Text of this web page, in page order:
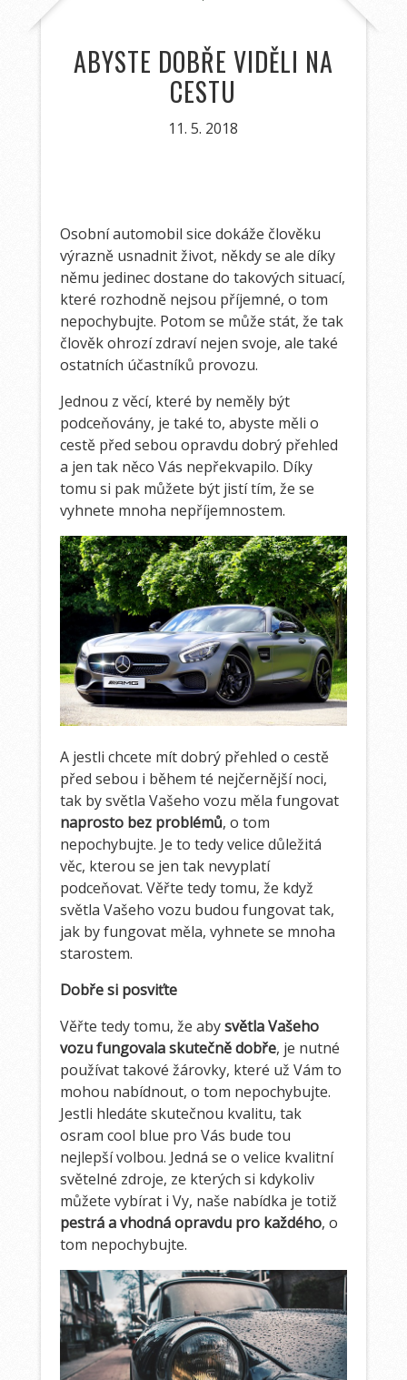
ABYSTE DOBŘE VIDĚLI NA
CESTU
11. 5. 2018
Osobní automobil sice dokáže člověku
výrazně usnadnit život, někdy se ale díky
němu jedinec dostane do takových situací,
které rozhodně nejsou příjemné, o tom
nepochybujte. Potom se může stát, že tak
člověk ohrozí zdraví nejen svoje, ale také
ostatních účastníků provozu.
Jednou z věcí, které by neměly být
podceňovány, je také to, abyste měli o
cestě před sebou opravdu dobrý přehled
a jen tak něco Vás nepřekvapilo. Díky
tomu si pak můžete být jistí tím, že se
vyhnete mnoha nepříjemnostem.
A jestli chcete mít dobrý přehled o cestě
před sebou i během té nejčernější noci,
tak by světla Vašeho vozu měla fungovat
naprosto bez problémů, o tom
nepochybujte. Je to tedy velice důležitá
věc, kterou se jen tak nevyplatí
podceňovat. Věřte tedy tomu, že když
světla Vašeho vozu budou fungovat tak,
jak by fungovat měla, vyhnete se mnoha
starostem.
Dobře si posviťte
Věřte tedy tomu, že abysvětla Vašeho
vozu fungovala skutečně dobře, je nutné
používat takové žárovky, které už Vám to
mohou nabídnout, o tom nepochybujte.
Jestli hledáte skutečnou kvalitu, tak
osram cool blue pro Vás bude tou
nejlepší volbou. Jedná se o velice kvalitní
světelné zdroje, ze kterých si kdykoliv
můžete vybírat i Vy, naše nabídka je totiž
pestrá a vhodná opravdu pro každého, o
tom nepochybujte.